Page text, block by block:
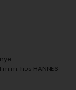
hos HANNES